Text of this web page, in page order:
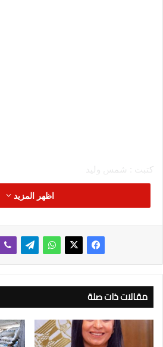
كتبت : شمس وليد
الذي استضافته دولة الكويت، وترأسه
الدولة لشئون الاتصالات وتكنولوجيا
وحضر الاجتماع عدد من وزراء السياحة
بالإضافة إلى الأمين العام للمنظمة
المصري في الكويت محمد جابر أبو الوفا،
المصري.
اظهر المزيد
مقالات ذات صلة